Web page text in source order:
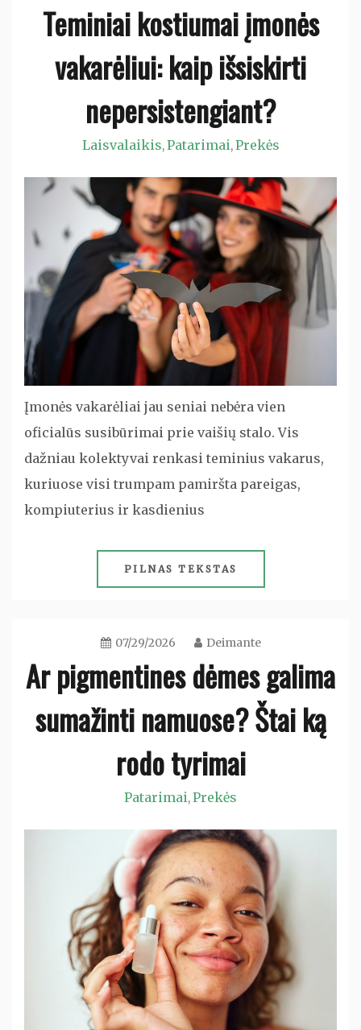
Teminiai kostiumai įmonės
vakarėliui: kaip išsiskirti
nepersistengiant?
Laisvalaikis,Patarimai,Prekės
Įmonės vakarėliai jau seniai nebėra vien
oficialūs susibūrimai prie vaišių stalo. Vis
dažniau kolektyvai renkasi teminius vakarus,
kuriuose visi trumpam pamiršta pareigas,
kompiuterius ir kasdienius
PILNAS TEKSTAS
07/29/2026 Deimante
Ar pigmentines dėmes galima
sumažinti namuose? Štai ką
rodo tyrimai
Patarimai,Prekės